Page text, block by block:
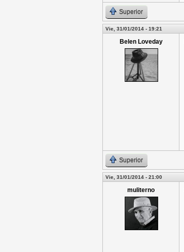
Superior
Vie, 31/01/2014 - 19:21
Belen Loveday
Superior
Vie, 31/01/2014 - 21:00
muliterno